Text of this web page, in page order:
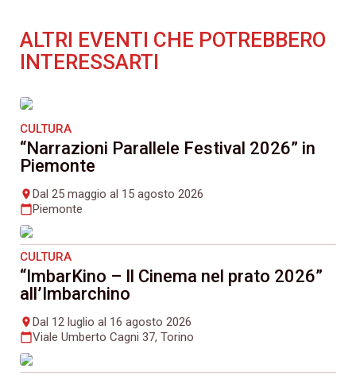
ALTRI EVENTI CHE POTREBBERO
INTERESSARTI
CULTURA
“Narrazioni Parallele Festival 2026” in
Piemonte
placeDal 25 maggio al 15 agosto 2026
calendar_todayPiemonte
CULTURA
“ImbarKino – Il Cinema nel prato 2026”
all’Imbarchino
placeDal 12 luglio al 16 agosto 2026
calendar_todayViale Umberto Cagni 37, Torino